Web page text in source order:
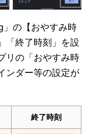
の【おやすみ時
「終了時刻」を設
リの「おやすみ時
ンダー等の設定が
終了時刻